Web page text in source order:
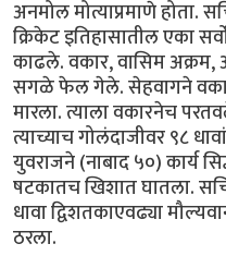
अनमोल मोत्याप्रमाणे होता.
क्रिकेट इतिहासातील एका
काढले. वकार, वासिम
सगळे फेल गेले. सेहवागने
मारला. त्याला वकारनेच
त्याच्याच गोलंदाजीवर ९८
युवराजने (नाबाद ५०) कार्य
षटकातच खिशात घातला.
धावा द्विशतकाएवढ्या
ठरला.